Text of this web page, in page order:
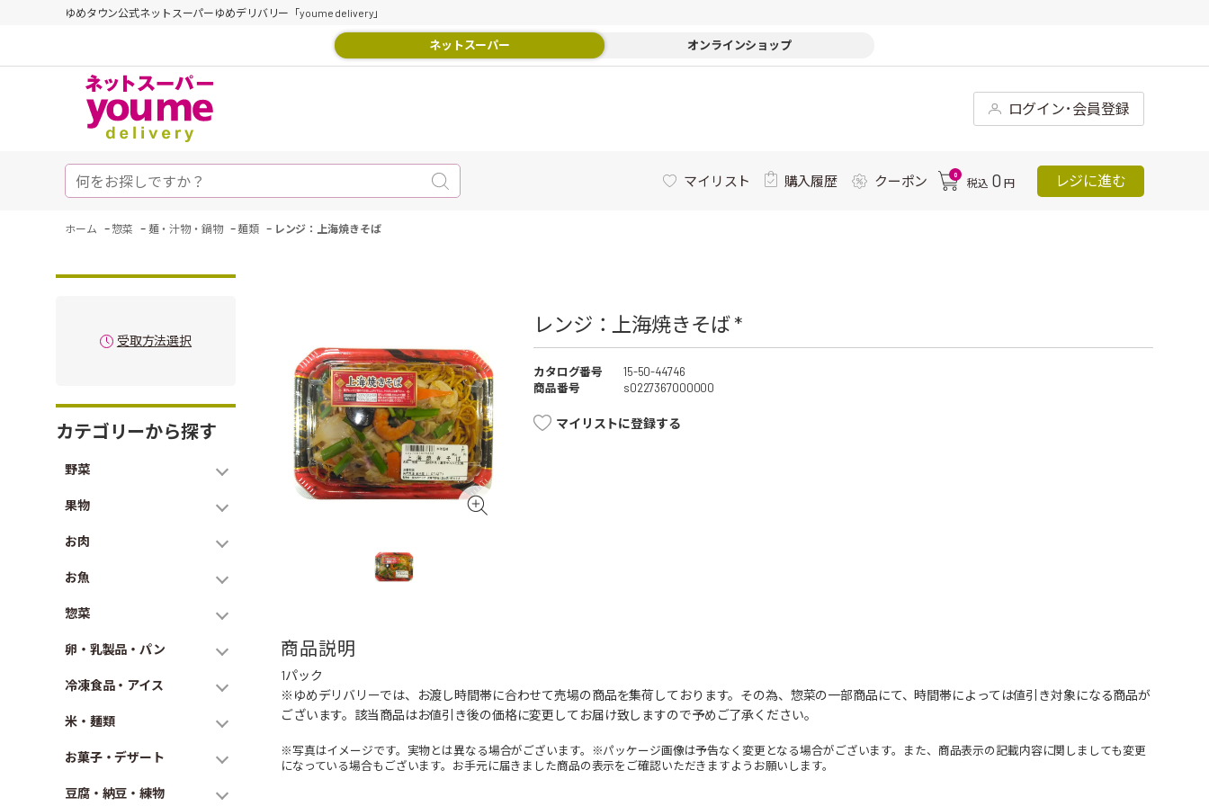
ゆめタウン公式ネットスーパーゆめデリバリー「youme delivery」
ネットスーパー オンラインショップ
ログイン･会員登録
マイリスト 購入履歴 クーポン 0
税込 0 円 レジに進む
ホーム - 惣菜 - 麺・汁物・鍋物 -麺類 - レンジ：上海焼きそば
受取方法選択
カテゴリーから探す
野菜
果物
お肉
お魚
惣菜
卵・乳製品・パン
冷凍食品・アイス
米・麺類
お菓子・デザート
豆腐・納豆・練物
レンジ：上海焼きそば *
カタログ番号
15-50-44746
商品番号
s0227367000000
マイリストに登録する
商品説明
1パック
※ゆめデリバリーでは、お渡し時間帯に合わせて売場の商品を集荷しております。その為、惣菜の一部商品にて、時間帯によっては値引き対象になる商品が
ございます。該当商品はお値引き後の価格に変更してお届け致しますので予めご了承ください。
※写真はイメージです。実物とは異なる場合がございます。※パッケージ画像は予告なく変更となる場合がございます。また、商品表示の記載内容に関しましても変更
になっている場合もございます。お手元に届きました商品の表示をご確認いただきますようお願いします。